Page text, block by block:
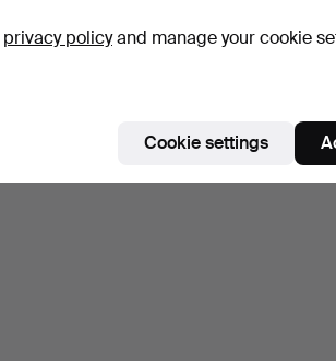
privacy policyand manage your cookie
Cookie settings